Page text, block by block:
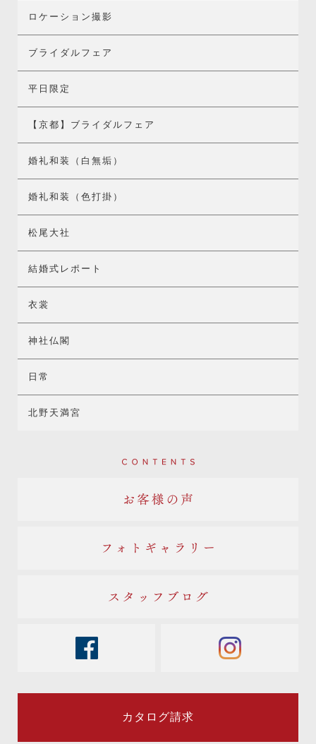
ロケーション撮影
ブライダルフェア
平日限定
【京都】ブライダルフェア
婚礼和装（白無垢）
婚礼和装（色打掛）
松尾大社
結婚式レポート
衣裳
神社仏閣
日常
北野天満宮
Contents
お客様の声
フォトギャラリー
スタッフブログ
instagram
カタログ請求